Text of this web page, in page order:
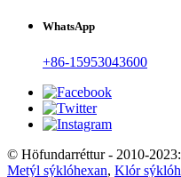
WhatsApp
+86-15953043600
© Höfundarréttur - 2010-
Metýl sýklóhexan, Klór